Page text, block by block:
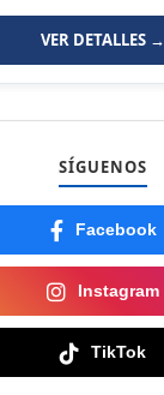
VER DETALLES →
SÍGUENOS
Facebook
Instagram
TikTok